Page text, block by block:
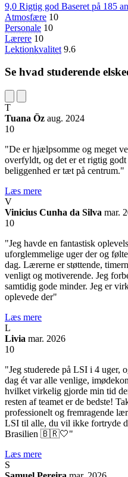
9,0 Rigtig god Baseret på 185
Atmosfære 10
Personale 10
Lærere 10
Lektionkvalitet 9.6
Se hvad studerende
T
Tuana Öz aug. 2024
10
"De er hjælpsomme og meget
overfyldt, og det er et rigtig
beliggenhed er tæt på centrum."
Læs mere
V
Vinicius Cunha da Silva mar.
10
"Jeg havde en fantastisk
uforglemmelige uger der og
dag. Lærerne er støttende,
venligt og motiverende. Jeg
samtidig gode minder. Jeg er
oplevede der"
Læs mere
L
Livia mar. 2026
10
"Jeg studerede på LSI i 4 uger,
dag ét var alle venlige,
hvilket virkelig gjorde min tid
resten af teamet er de bedste!
professionelt og fremragende
LSI til alle, du vil ikke fortryde
Brasilien 🇧🇷🤍"
Læs mere
S